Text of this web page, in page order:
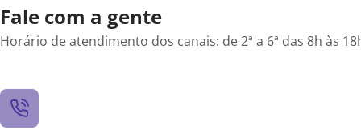
Fale com a gente
Horário de atendimento dos canais: de 2ª a 6ª das 8h às